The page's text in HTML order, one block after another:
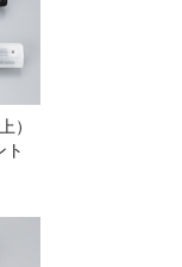
）
ト